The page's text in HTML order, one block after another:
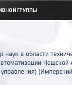
ГРУППЫ
наук в области